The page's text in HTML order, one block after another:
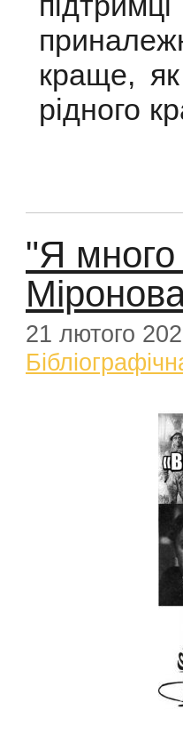
краще,
рідного
"Я
21 лютого